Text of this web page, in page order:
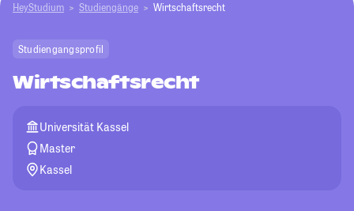
HeyStudium Studiengänge Wirtschaftsrecht
Studiengangsprofil
Wirtschaftsrecht
Universität Kassel
Master
Kassel